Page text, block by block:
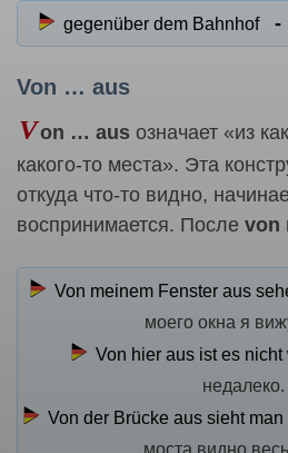
gegenüber dem Bahnhof
Von … aus
Von … aus означает «из
какого-то места». Эта
откуда что-то видно,
воспринимается. После von
Von meinem Fenster aus
моего окна я
Von hier aus ist es nicht
недалеко.
Von der Brücke aus sieht
моста видно